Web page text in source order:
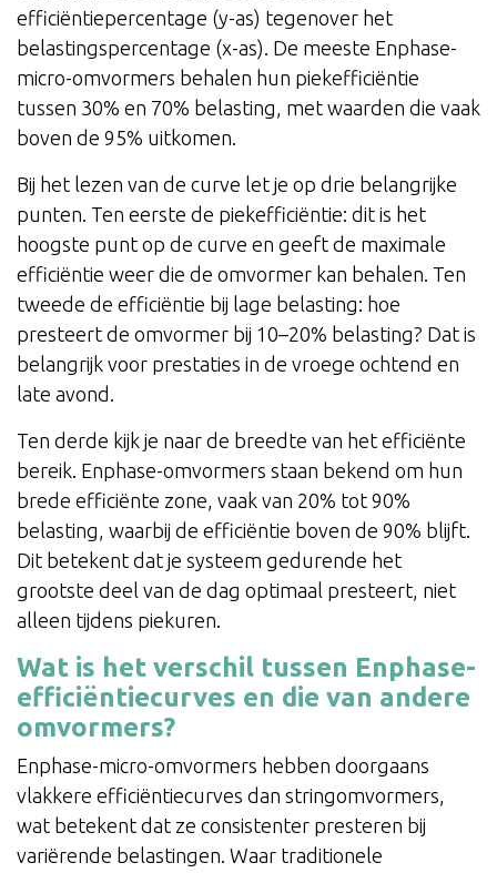
efficiëntiepercentage (y-as) tegenover het
belastingspercentage (x-as). De meeste Enphase-
micro-omvormers behalen hun piekefficiëntie
tussen 30% en 70% belasting, met waarden die vaak
boven de 95% uitkomen.
Bij het lezen van de curve let je op drie belangrijke
punten. Ten eerste de piekefficiëntie: dit is het
hoogste punt op de curve en geeft de maximale
efficiëntie weer die de omvormer kan behalen. Ten
tweede de efficiëntie bij lage belasting: hoe
presteert de omvormer bij 10–20% belasting? Dat is
belangrijk voor prestaties in de vroege ochtend en
late avond.
Ten derde kijk je naar de breedte van het efficiënte
bereik. Enphase-omvormers staan bekend om hun
brede efficiënte zone, vaak van 20% tot 90%
belasting, waarbij de efficiëntie boven de 90% blijft.
Dit betekent dat je systeem gedurende het
grootste deel van de dag optimaal presteert, niet
alleen tijdens piekuren.
Wat is het verschil tussen Enphase-
efficiëntiecurves en die van andere
omvormers?
Enphase-micro-omvormers hebben doorgaans
vlakkere efficiëntiecurves dan stringomvormers,
wat betekent dat ze consistenter presteren bij
variërende belastingen. Waar traditionele